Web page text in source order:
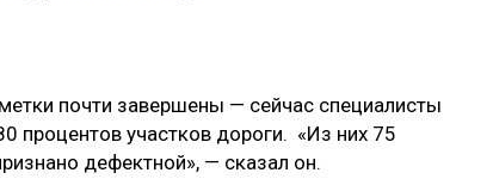
почти завершены — сейчас специалисты
процентов участков дороги. «Из них 75
дефектной», — сказал он.